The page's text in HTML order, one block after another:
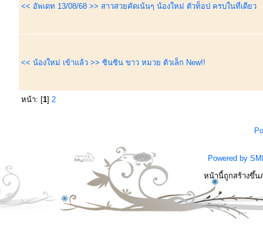
<< อัพเดท 13/08/68 >> สาวสวยคัดเน้นๆ น้องใหม่ ตัวท็อป ครบในที่เดียว
<< น้องใหม่ เข้าแล้ว >> ซินซิน ขาว หมวย ตัวเล็ก New!!
หน้า: [1] 2
Powered by
หน้านี้ถูกสร้างขึ้น